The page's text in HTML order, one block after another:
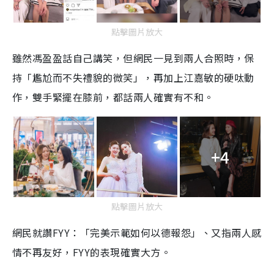
點擊圖片放大
雖然馮盈盈話自己講笑，但網民一見到兩人合照時，保
持「尷尬而不失禮貌的微笑」，再加上江嘉敏的硬呔動
作，雙手緊擺在膝前，都話兩人確實有不和。
+4
點擊圖片放大
網民就讚FYY：「完美示範如何以德報怨」、又指兩人感
情不再友好，FYY的表現確實大方。